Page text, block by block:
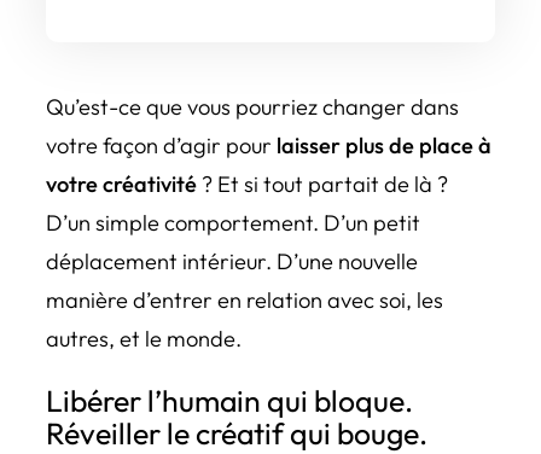
Qu’est-ce que vous pourriez changer dans
votre façon d’agir pour laisser plus de place à
votre créativité ? Et si tout partait de là ?
D’un simple comportement. D’un petit
déplacement intérieur. D’une nouvelle
manière d’entrer en relation avec soi, les
autres, et le monde.
Libérer l’humain qui bloque.
Réveiller le créatif qui bouge.